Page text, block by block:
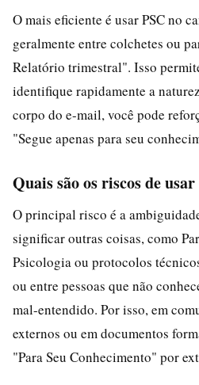
O mais eficiente é usar PSC no
geralmente entre colchetes ou
Relatório trimestral". Isso
identifique rapidamente a
corpo do e-mail, você pode
"Segue apenas para seu
Quais são os riscos de
O principal risco é a
significar outras coisas, como
Psicologia ou protocolos
ou entre pessoas que não
mal-entendido. Por isso, em
externos ou em documentos
"Para Seu Conhecimento" por